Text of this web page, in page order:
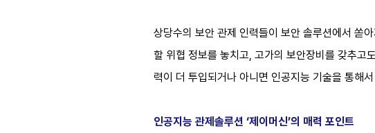
상당수의 보안 관제 인력들이 보안 솔루션에서 쏟
할 위협 정보를 놓치고, 고가의 보안장비를 갖추고
력이 더 투입되거나 아니면 인공지능 기술을 통해
인공지능 관제솔루션 ‘제이머신’의 매력 포인트